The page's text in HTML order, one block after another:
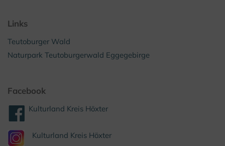
Links
Teutoburger Wald
Naturpark Teutoburgerwald Eggegebirge
Facebook
Kulturland Kreis Höxter
Kulturland Kreis Höxter